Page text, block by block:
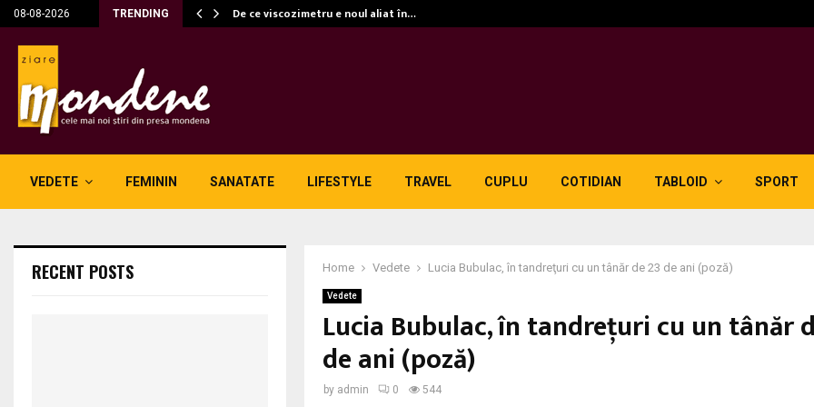
08-08-2026 TRENDING De ce viscozimetru e noul aliat în…
VEDETE FEMININ SANATATE LIFESTYLE TRAVEL CUPLU COTIDIAN TABLOID SPORT
Home Vedete Lucia Bubulac, în tandreţuri cu un tânăr de 23 de ani (poză)
Vedete
Lucia Bubulac, în tandreţuri cu un tânăr
de ani (poză)
by admin 0 544
RECENT POSTS